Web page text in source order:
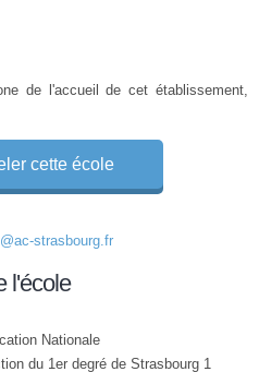
de l'accueil de cet établissement,
cette école
strasbourg.fr
l'école
Nationale
du 1er degré de Strasbourg 1